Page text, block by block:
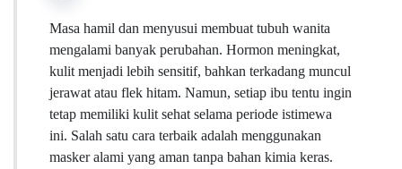
Masa hamil dan menyusui membuat tubuh wanita
mengalami banyak perubahan. Hormon meningkat,
kulit menjadi lebih sensitif, bahkan terkadang muncul
jerawat atau flek hitam. Namun, setiap ibu tentu ingin
tetap memiliki kulit sehat selama periode istimewa
ini. Salah satu cara terbaik adalah menggunakan
masker alami yang aman tanpa bahan kimia keras.